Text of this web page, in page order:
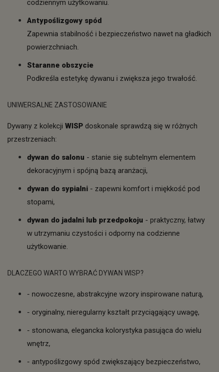
codziennym użytkowaniu.
Antypoślizgowy spód
Zapewnia stabilność i bezpieczeństwo nawet na gładkich
powierzchniach.
Staranne obszycie
Podkreśla estetykę dywanu i zwiększa jego trwałość.
UNIWERSALNE ZASTOSOWANIE
Dywany z kolekcji WISP doskonale sprawdzą się w różnych
przestrzeniach:
dywan do salonu - stanie się subtelnym elementem
dekoracyjnym i spójną bazą aranżacji,
dywan do sypialni - zapewni komfort i miękkość pod
stopami,
dywan do jadalni lub przedpokoju - praktyczny, łatwy
w utrzymaniu czystości i odporny na codzienne
użytkowanie.
DLACZEGO WARTO WYBRAĆ DYWAN WISP?
- nowoczesne, abstrakcyjne wzory inspirowane naturą,
- oryginalny, nieregularny kształt przyciągający uwagę,
- stonowana, elegancka kolorystyka pasująca do wielu
wnętrz,
- antypoślizgowy spód zwiększający bezpieczeństwo,